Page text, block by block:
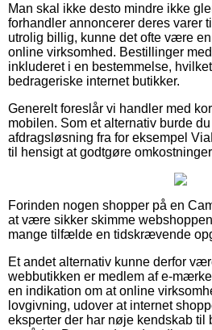
Man skal ikke desto mindre ikke
forhandler annoncerer deres varer
utrolig billig, kunne det ofte være
online virksomhed. Bestillinger
inkluderet i en bestemmelse,
bedrageriske internet butikker.
Generelt foreslår vi handler med
mobilen. Som et alternativ burde
afdragsløsning fra for eksempel
til hensigt at godtgøre
Forinden nogen shopper på en
at være sikker skimme
mange tilfælde en tidskrævende
Et andet alternativ kunne derfor
webbutikken er medlem af e-
en indikation om at online
lovgivning, udover at internet
eksperter der har nøje kendskab til